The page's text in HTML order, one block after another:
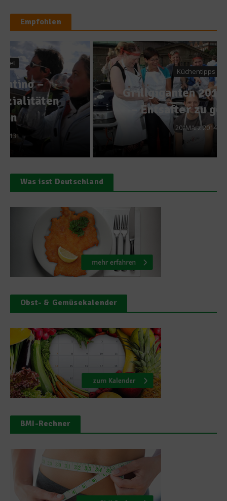
Empfohlen
Küchentipps
Grillgiganten 2014 gesucht
– Entsafter zu gewinnen
20. März 2014
Was isst Deutschland
Obst- & Gemüsekalender
BMI-Rechner